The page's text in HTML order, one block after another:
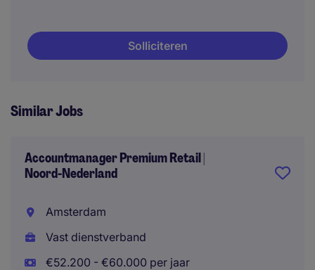
Solliciteren
Similar Jobs
Accountmanager Premium Retail |
Noord-Nederland
Amsterdam
Vast dienstverband
€52.200 - €60.000 per jaar